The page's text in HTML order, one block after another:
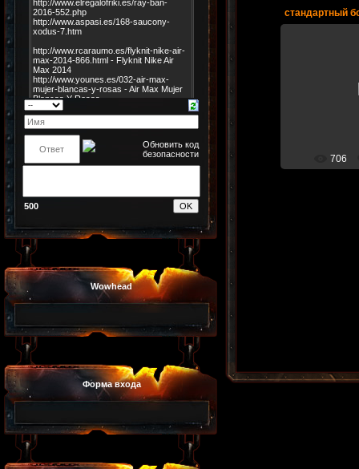
500
Wowhead
Форма входа
706